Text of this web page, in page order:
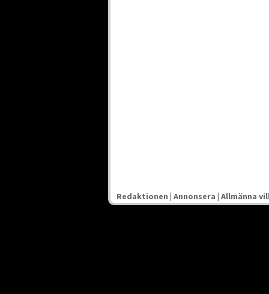
Redaktionen | Annonsera | Allmänna